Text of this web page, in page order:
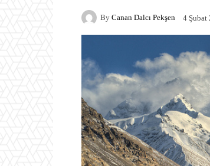
By Canan Dalcı Pekşen 4 Şubat